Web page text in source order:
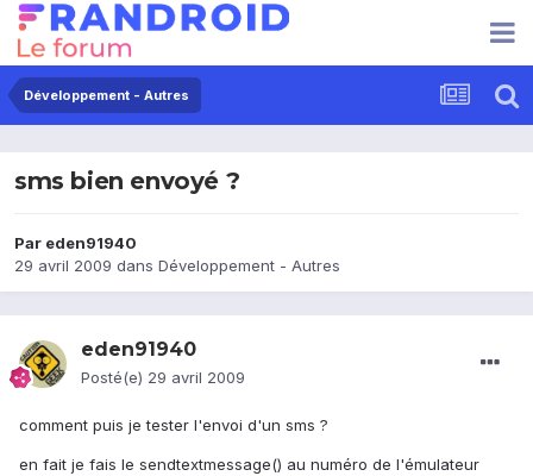
Développement - Autres
sms bien envoyé ?
Par eden91940
29 avril 2009 dans Développement - Autres
eden91940
Posté(e) 29 avril 2009
comment puis je tester l'envoi d'un sms ?
en fait je fais le sendtextmessage() au numéro de l'émulateur